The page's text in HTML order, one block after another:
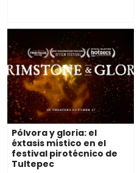
Pólvora y gloria: el
éxtasis místico en el
festival pirotécnico de
Tultepec